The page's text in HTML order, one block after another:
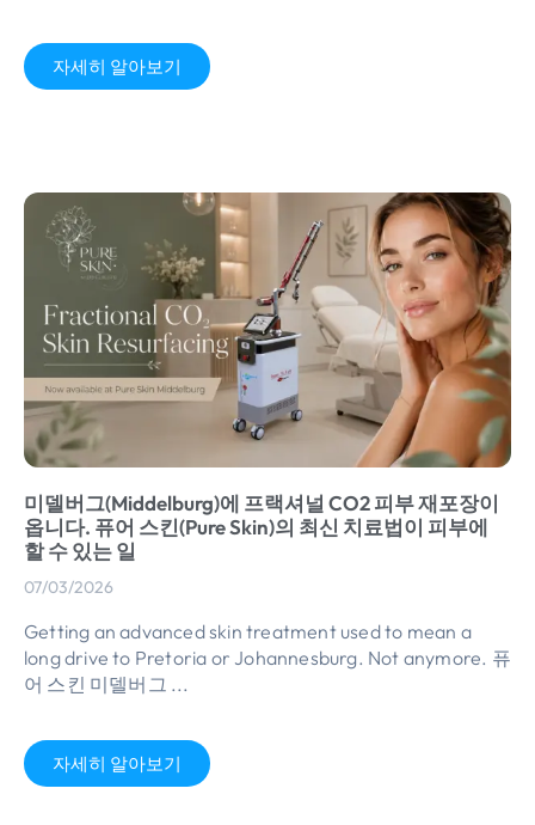
자세히 알아보기
미델버그(Middelburg)에 프랙셔널 CO2 피부 재포장이
옵니다. 퓨어 스킨(Pure Skin)의 최신 치료법이 피부에
할 수 있는 일
07/03/2026
Getting an advanced skin treatment used to mean a
long drive to Pretoria or Johannesburg. Not anymore. 퓨
어 스킨 미델버그 ...
자세히 알아보기